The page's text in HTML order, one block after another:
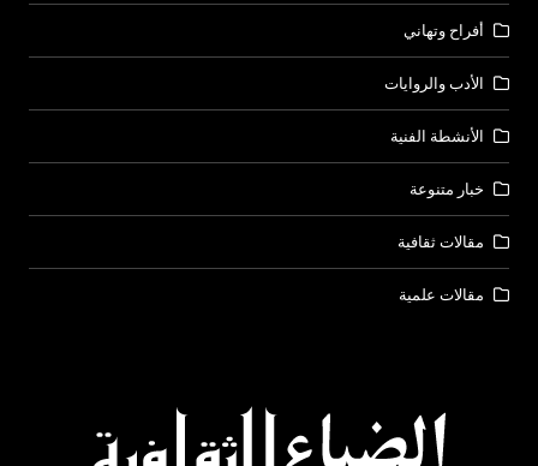
أفراح وتهاني
الأدب والروايات
الأنشطة الفنية
خبار متنوعة
مقالات ثقافية
مقالات علمية